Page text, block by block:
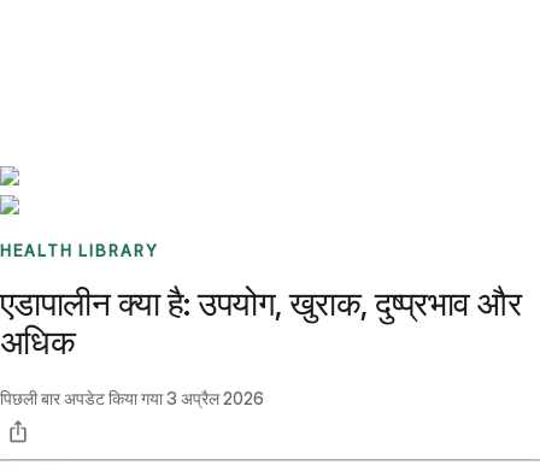
HEALTH LIBRARY
एडापालीन क्या है: उपयोग, खुराक, दुष्प्रभाव और
अधिक
पिछली बार अपडेट किया गया3 अप्रैल 2026